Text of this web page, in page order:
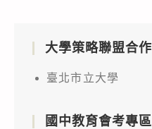
大學策略聯盟合作
臺北市立大學
國中教育會考專區